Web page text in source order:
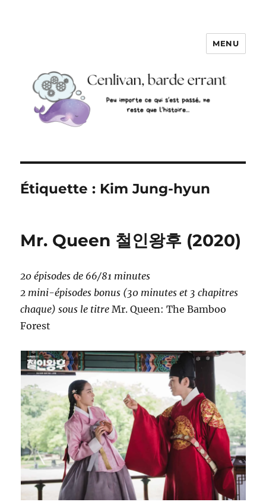
MENU
Étiquette : Kim Jung-hyun
Mr. Queen 철인왕후 (2020)
20 épisodes de 66/81 minutes
2 mini-épisodes bonus (30 minutes et 3 chapitres
chaque) sous le titreMr. Queen: The Bamboo
Forest